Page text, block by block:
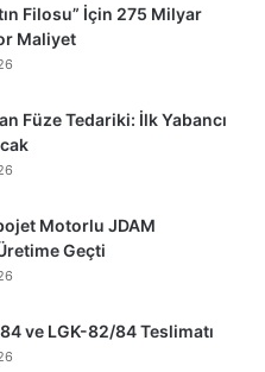
Filosu” İçin 275 Milyar
Maliyet
Füze Tedariki: İlk Yabancı
Motorlu JDAM
Geçti
84 ve LGK-82/84 Teslimatı